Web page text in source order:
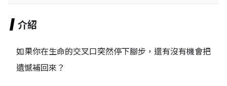
介紹
如果你在生命的交叉口突然停下腳步，還有沒有機會把
遺憾補回來？